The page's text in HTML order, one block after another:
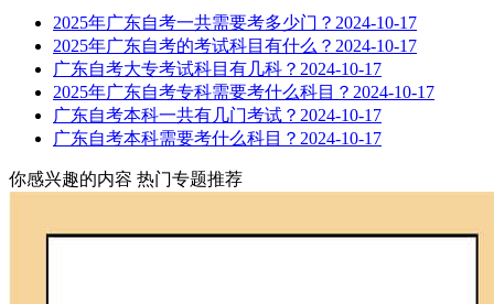
2025年广东自考一共需要考多少门？ 2024-10-17
2025年广东自考的考试科目有什么？ 2024-10-17
广东自考大专考试科目有几科？ 2024-10-17
2025年广东自考专科需要考什么科目？ 2024-10-17
广东自考本科一共有几门考试？ 2024-10-17
广东自考本科需要考什么科目？ 2024-10-17
你感兴趣的内容 热门专题推荐